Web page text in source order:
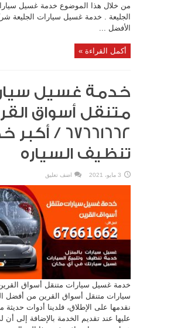
من خلال هذا الموضوع خدمة غسيل
الجليعة . خدمة غسيل سيارات الجليعة
الأفضل ...
أكمل القراءة »
خدمة غسيل
متنقل أسواق
67661662 /
تنظيف السياره
3 مايو، 2021 اضف تعليق
خدمة غسيل سيارات متنقل أسواق
سيارات متنقل أسواق القرين من أفضل
نقدمها على الإطلاق، فلدينا أدوات حديثة
عليها عند تقديم الخدمة بالإضافة إلى أن